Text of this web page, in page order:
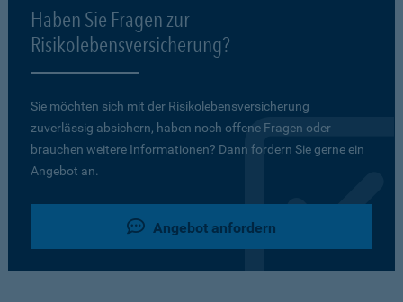
Haben Sie Fragen zur
Risikolebensversicherung?
Sie möchten sich mit der Risikolebensversicherung
zuverlässig absichern, haben noch offene Fragen oder
brauchen weitere Informationen? Dann fordern Sie gerne ein
Angebot an.
Angebot anfordern